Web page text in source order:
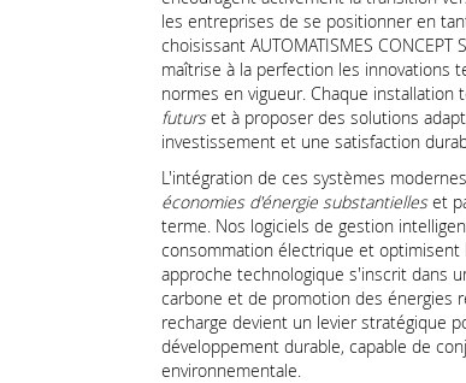
les entreprises de se positionner en
choisissant AUTOMATISMES
maîtrise à la perfection les innovations
normes en vigueur. Chaque installation
futurset à proposer des solutions
investissement et une satisfaction
L'intégration de ces systèmes
économies d'énergie substantielleset
terme. Nos logiciels de gestion
consommation électrique et
approche technologique s'inscrit dans
carbone et de promotion des énergies
recharge devient un levier stratégique
développement durable, capable de
environnementale.